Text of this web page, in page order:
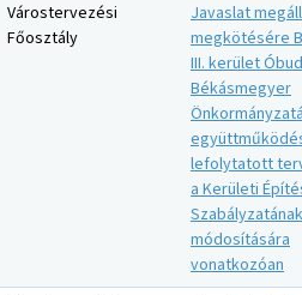
Várostervezési
Főosztály
Javaslat
megkötésére
III. kerület
Békásmegyer
lefolytatott
a Kerületi
Szabályzatának
módosítására
vonatkozóan